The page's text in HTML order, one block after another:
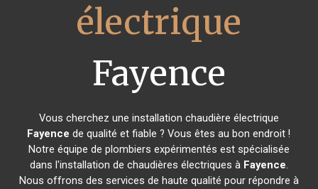
électrique
Fayence
Vous cherchez une installation chaudière électrique
Fayence de qualité et fiable ? Vous êtes au bon endroit !
Notre équipe de plombiers expérimentés est spécialisée
dans l'installation de chaudières électriques à Fayence.
Nous offrons des services de haute qualité pour répondre à